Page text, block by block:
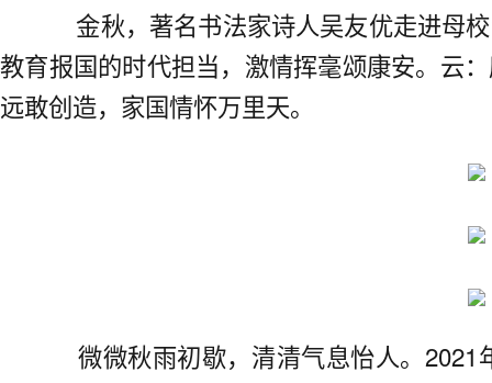
金秋，著名书法家诗人吴友优走进母
教育报国的时代担当，激情挥毫颂康安。云
远敢创造，家国情怀万里天。
微微秋雨初歇，清清气息怡人。2021